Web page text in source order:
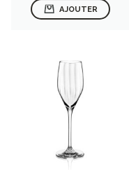
AJOUTER